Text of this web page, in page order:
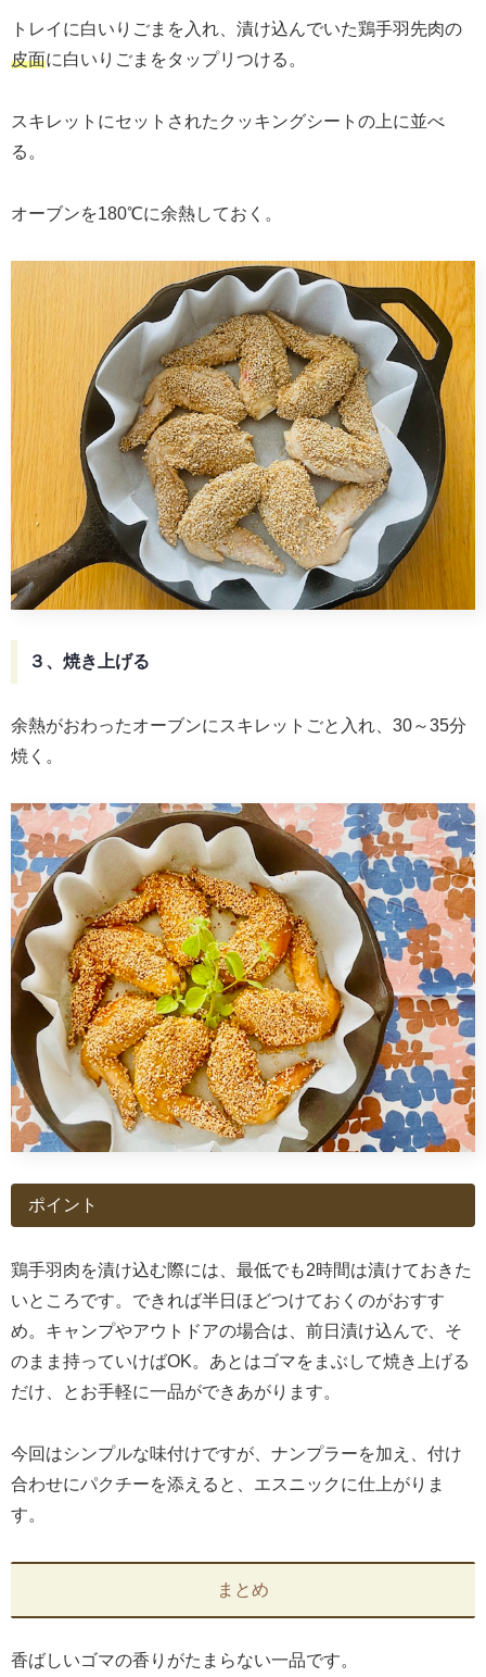
トレイに白いりごまを入れ、漬け込んでいた鶏手羽先肉の
皮面に白いりごまをタップリつける。
スキレットにセットされたクッキングシートの上に並べ
る。
オーブンを180℃に余熱しておく。
３、焼き上げる
余熱がおわったオーブンにスキレットごと入れ、30～35分
焼く。
ポイント
鶏手羽肉を漬け込む際には、最低でも2時間は漬けておきた
いところです。できれば半日ほどつけておくのがおすす
め。キャンプやアウトドアの場合は、前日漬け込んで、そ
のまま持っていけばOK。あとはゴマをまぶして焼き上げる
だけ、とお手軽に一品ができあがります。
今回はシンプルな味付けですが、ナンプラーを加え、付け
合わせにパクチーを添えると、エスニックに仕上がりま
す。
まとめ
香ばしいゴマの香りがたまらない一品です。